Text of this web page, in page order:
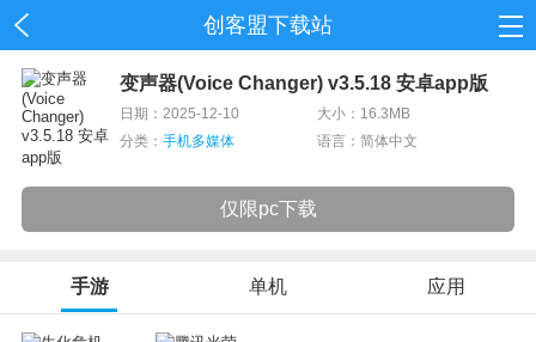
创客盟下载站
首页
单机
应用
资讯
变声器(Voice Changer) v3.5.18 安卓app版
日期：2025-12-10
大小：16.3MB
分类： 手机多媒体 语言：简体中文
仅限pc下载
手游 单机 应用